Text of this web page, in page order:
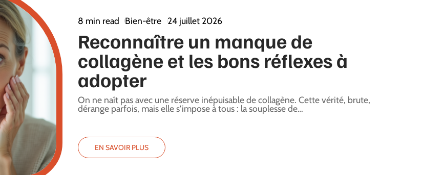
8 min read Bien-être 24 juillet 2026
Reconnaître un manque de
collagène et les bons réflexes à
adopter
On ne naît pas avec une réserve inépuisable de collagène. Cette vérité, brute,
dérange parfois, mais elle s'impose à tous : la souplesse de…
EN SAVOIR PLUS